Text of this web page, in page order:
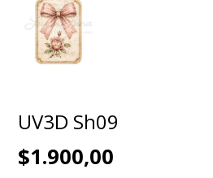
UV3D Sh09
$1.900,00